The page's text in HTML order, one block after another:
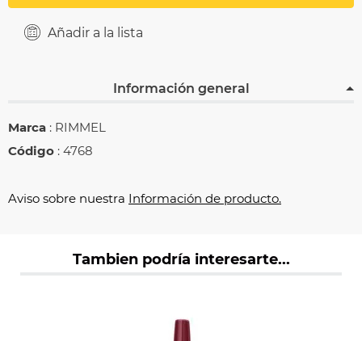
Añadir a la lista
Información general
Marca : RIMMEL
Código : 4768
Aviso sobre nuestra Información de producto.
Tambien podría interesarte...